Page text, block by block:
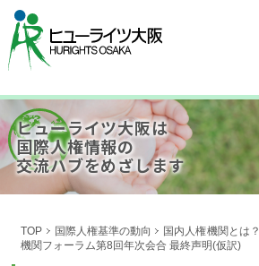
ヒューライツ大阪は
国際人権情報の
交流ハブをめざします
TOP 国際人権基準の動向 国内人権機関とは？
機関フォーラム第8回年次会合 最終声明(仮訳)